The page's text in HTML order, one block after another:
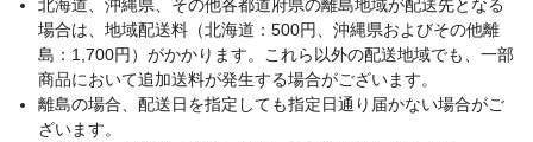
北海道、沖縄県、その他各都道府県の離島地域が配送先となる
場合は、地域配送料（北海道：500円、沖縄県およびその他離
島：1,700円）がかかります。これら以外の配送地域でも、一部
商品において追加送料が発生する場合がございます。
離島の場合、配送日を指定しても指定日通り届かない場合がご
ざいます。